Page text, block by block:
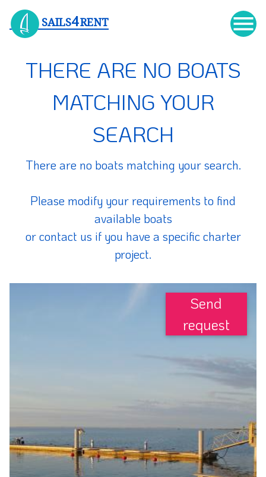

SAILS4RENT
THERE ARE NO BOATS
MATCHING YOUR
SEARCH
There are no boats matching your search.
Please modify your requirements to find
available boats
or contact us if you have a specific charter
project.
Send
request